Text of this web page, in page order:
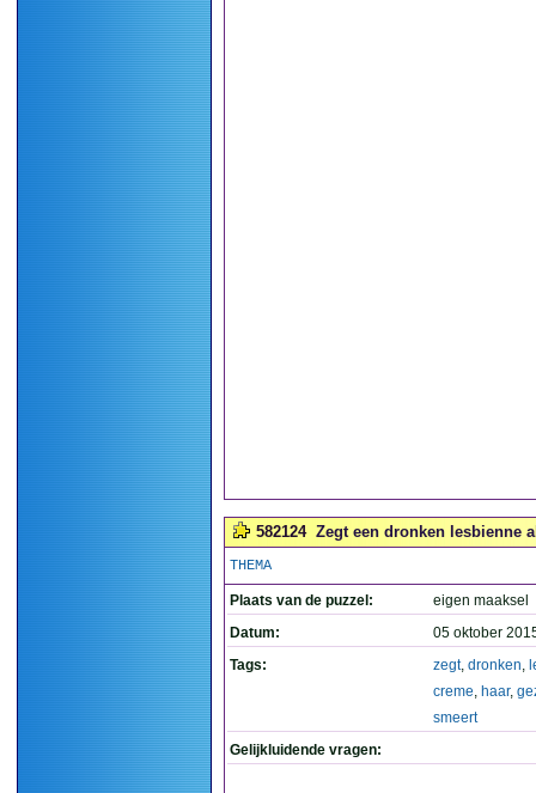
582124 Zegt een dronken lesbienne
THEMA
Plaats van de puzzel:
eigen maaksel
Datum:
05 oktober
Tags:
zegt, dronken,
creme, haar,
smeert
Gelijkluidende vragen: